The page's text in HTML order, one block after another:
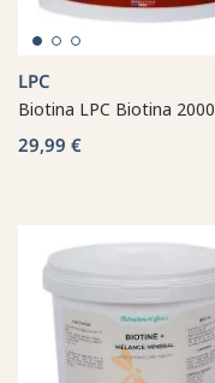
LPC
Biotina LPC Biotina 2000
29,99 €